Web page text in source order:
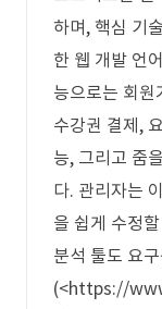
하며, 핵심 기
한 웹 개발 언
능으로는 회
수강권 결제,
능, 그리고 줌
다. 관리자는
을 쉽게 수정
분석 툴도 요
(<https://